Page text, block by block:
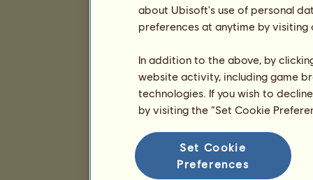
about Ubisoft's use of personal
preferences at anytime by
In addition to the above, by
website activity, including game
technologies. If you wish to
by visiting the “Set Cookie
Set Cookie
Preferences